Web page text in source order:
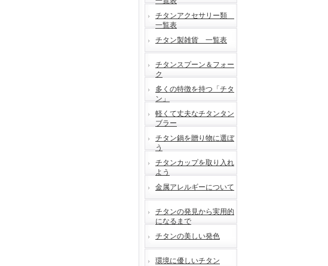
チタンアクセサリー類
一覧表
チタン製雑貨 一覧表
チタンスプーン＆フォー
ク
多くの特徴を持つ「チタ
ン」
軽くて丈夫なチタンタン
ブラー
チタン鍋を贈り物に選ぼ
う
チタンカップを取り入れ
よう
金属アレルギーについて
チタンの発見から実用的
になるまで
チタンの美しい発色
環境に優しいチタン